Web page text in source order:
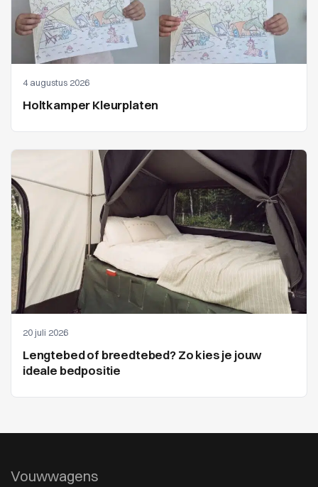
4 augustus 2026
Holtkamper Kleurplaten
20 juli 2026
Lengtebed of breedtebed? Zo kies je jouw
ideale bedpositie
Vouwwagens